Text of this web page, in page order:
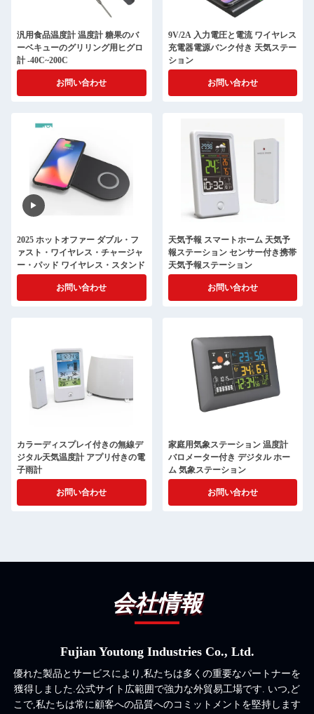
汎用食品温度計 温度計 糖果のバ
ーベキューのグリリング用ヒグロ
計 -40C~200C
お問い合わせ
9V/2A 入力電圧と電流 ワイヤレス
充電器電源バンク付き 天気ステー
ション
お問い合わせ
2025 ホットオファー ダブル・フ
ァスト・ワイヤレス・チャージャ
ー・パッド ワイヤレス・スタンド
お問い合わせ
天気予報 スマートホーム 天気予
報ステーション センサー付き携帯
天気予報ステーション
お問い合わせ
カラーディスプレイ付きの無線デ
ジタル天気温度計 アプリ付きの電
子雨計
お問い合わせ
家庭用気象ステーション 温度計
バロメーター付き デジタル ホー
ム 気象ステーション
お問い合わせ
会社情報
Fujian Youtong Industries Co., Ltd.
優れた製品とサービスにより,私たちは多くの重要なパートナーを
獲得しました.公式サイト広範囲で強力な外貿易工場です. いつ,ど
こで,私たちは常に顧客への品質へのコミットメントを堅持します